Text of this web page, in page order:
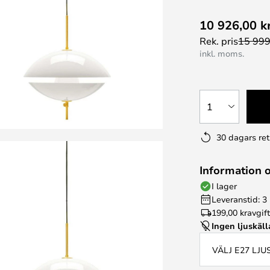
10 926,00
Rek. pris15
inkl. moms.
1
30 dagars
Information
I lager
Leveranstid:
199,00 kr
Ingen
VÄLJ E27